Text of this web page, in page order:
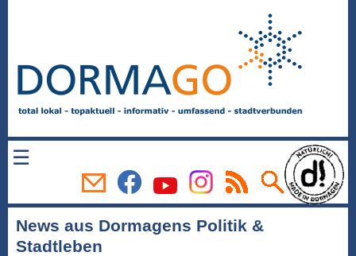
☰
News aus Dormagens Politik &
Stadtleben